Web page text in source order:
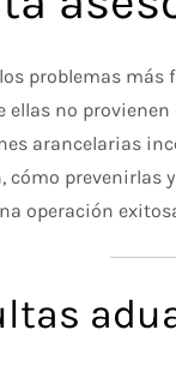
problemas
ellas no
arancelarias
prevenirlas
operación